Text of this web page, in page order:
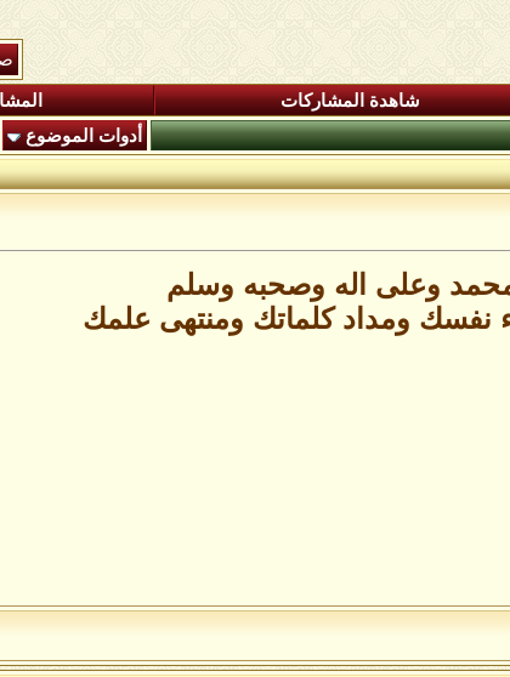
شاهدة المشاركات
أدوات الموضوع
وعلى اله وصحبه وسلم
ومداد كلماتك ومنتهى علمك